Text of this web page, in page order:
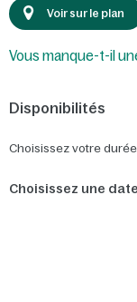
Voir sur le plan
Vous manque-t-il
Disponibilités
Choisissez votre
Choisissez une